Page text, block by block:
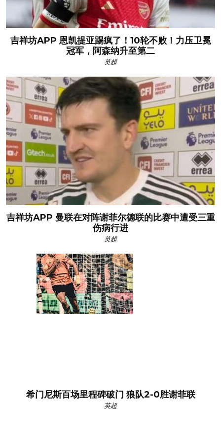
吉祥坊APP 恩凯提亚踢疯了！10轮不败！力压卫冕
冠军，阿森纳升至第二
英超
吉祥坊APP 曼联在对阵谢菲尔德联的比赛中遭受三重
伤病行进
英超
希门尼斯百场里程碑破门 狼队2-0胜谢菲联
英超